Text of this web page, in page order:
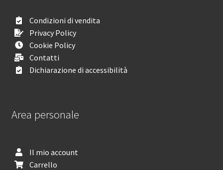
Condizioni di vendita
Privacy Policy
Cookie Policy
Contatti
Dichiarazione di accessibilità
Area personale
Il mio account
Carrello